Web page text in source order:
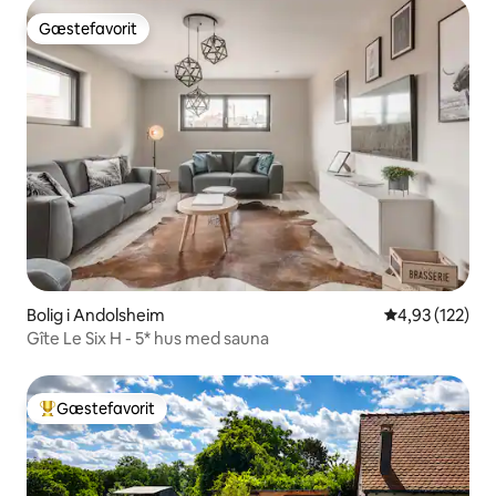
Gæstefavorit
Gæstefavorit
Bolig i Andolsheim 4,93 ud af 5 i
4,93 (122)
Gîte Le Six H - 5* hus med sauna
Bedste gæstefavorit
Gæstefavorit